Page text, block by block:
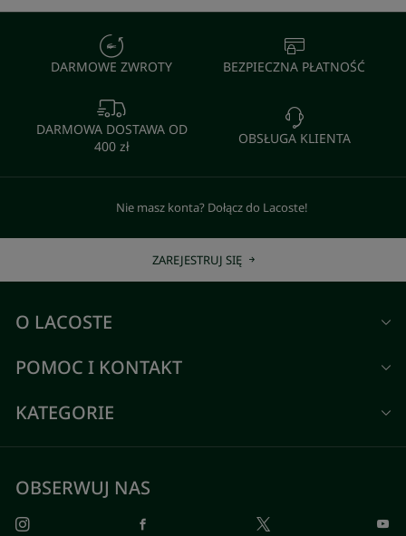
DARMOWE ZWROTY BEZPIECZNA PŁATNOŚĆ
DARMOWA DOSTAWA OD
400 zł
OBSŁUGA KLIENTA
Nie masz konta? Dołącz do Lacoste!
ZAREJESTRUJ SIĘ
O LACOSTE
POMOC I KONTAKT
KATEGORIE
OBSERWUJ NAS